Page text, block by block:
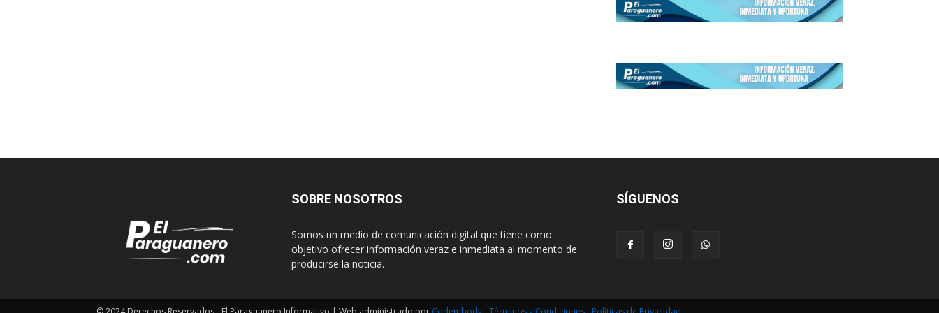
SOBRE NOSOTROS
Somos un medio de comunicación digital que tiene como
objetivo ofrecer información veraz e inmediata al momento de
producirse la noticia.
SÍGUENOS